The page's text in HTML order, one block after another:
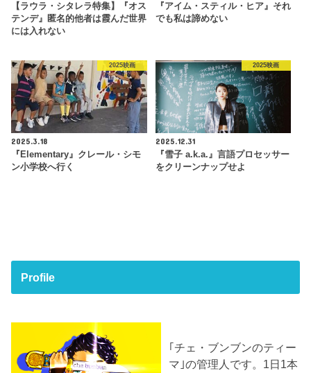
【ラウラ・シタレラ特集】『オス
テンデ』匿名的他者は霞んだ世界
には入れない
『アイム・スティル・ヒア』それ
でも私は諦めない
2025映画
2025.3.18
『Elementary』クレール・シモ
ン小学校へ行く
2025映画
2025.12.31
『雪子 a.k.a.』言語プロセッサー
をクリーンナップせよ
Profile
｢チェ・ブンブンのティー
マ｣の管理人です。1日1本